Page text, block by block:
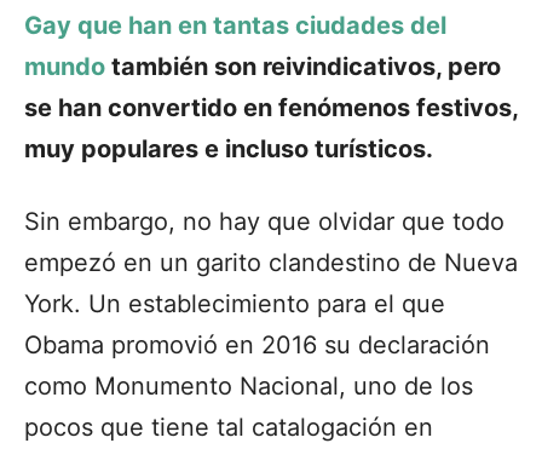
Gay que han en tantas ciudades del
mundo también son reivindicativos, pero
se han convertido en fenómenos festivos,
muy populares e incluso turísticos.
Sin embargo, no hay que olvidar que todo
empezó en un garito clandestino de Nueva
York. Un establecimiento para el que
Obama promovió en 2016 su declaración
como Monumento Nacional, uno de los
pocos que tiene tal catalogación en